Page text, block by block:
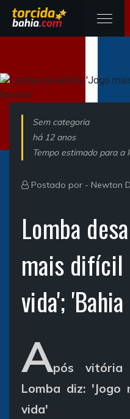
Sem categoria
há 12 anos
Tempo estimado para a
Postado por - Newton
Lomba
mais difícil
vida';
Após vitória
Lomba diz: 'Jogo
vida'